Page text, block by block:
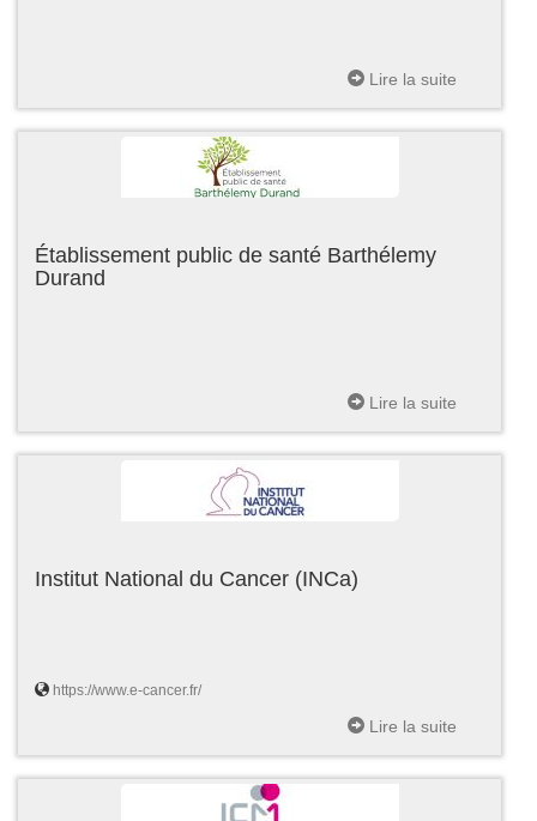
Lire la suite
Établissement public de santé Barthélemy
Durand
Lire la suite
Institut National du Cancer (INCa)
https://www.e-cancer.fr/
Lire la suite